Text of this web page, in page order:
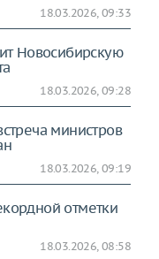
18.03.2026, 09:33
Новосибирскую
18.03.2026, 09:28
министров
18.03.2026, 09:19
отметки
18.03.2026, 08:58